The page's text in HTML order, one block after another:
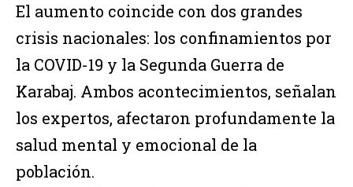
El aumento coincide con dos grandes
crisis nacionales: los confinamientos por
la COVID-19 y la Segunda Guerra de
Karabaj. Ambos acontecimientos, señalan
los expertos, afectaron profundamente la
salud mental y emocional de la
población.